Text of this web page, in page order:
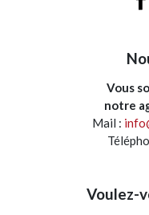
Vous
notre
Mail :
Voulez-